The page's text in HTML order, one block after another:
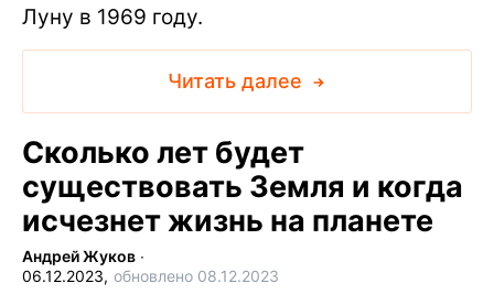
Луну в 1969 году.
Читать далее
Сколько лет будет
существовать Земля и когда
исчезнет жизнь на планете
Андрей Жуков ∙
06.12.2023, обновлено 08.12.2023